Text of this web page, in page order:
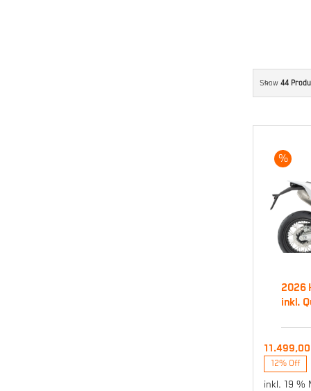
Show 44
%
2026
inkl.
12% Off
inkl. 19 %